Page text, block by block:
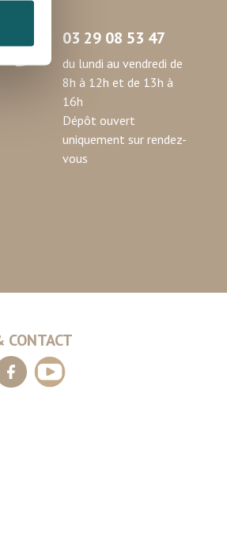
03 29 08 53 47
du lundi au vendredi de
8h à 12h et de 13h à
16h
Dépôt ouvert
uniquement sur rendez-
vous
CONTACT